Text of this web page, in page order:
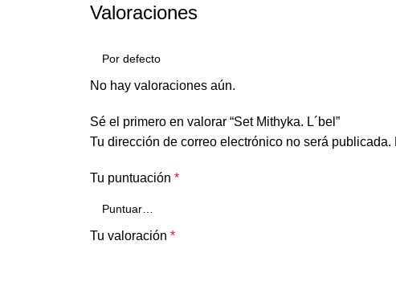
Valoraciones
No hay valoraciones aún.
Sé el primero en valorar “Set Mithyka. L´bel”
Tu dirección de correo electrónico no será publicada.
Tu puntuación *
Tu valoración *